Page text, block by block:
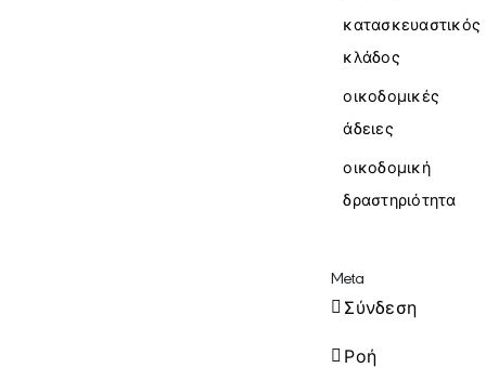
κατασκευαστικός
κλάδος
οικοδομικές
άδειες
οικοδομική
δραστηριότητα
Meta
Σύνδεση
Ροή